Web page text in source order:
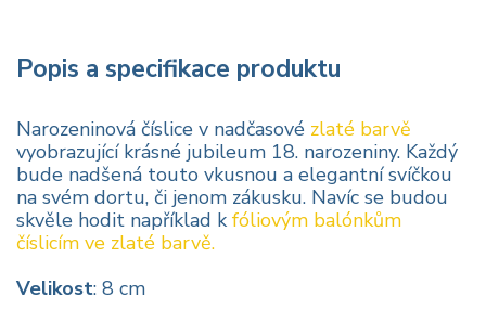
Popis a specifikace produktu
Narozeninová číslice v nadčasové zlaté barvě
vyobrazující krásné jubileum 18. narozeniny. Každý
bude nadšená touto vkusnou a elegantní svíčkou
na svém dortu, či jenom zákusku. Navíc se budou
skvěle hodit například k fóliovým balónkům
číslicím ve zlaté barvě.
Velikost: 8 cm